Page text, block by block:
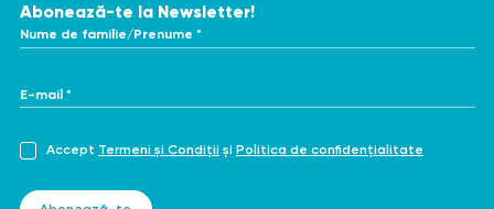
Abonează-te la Newsletter!
Nume de familie/Prenume *
E-mail *
Accept Termeni și Condiții și Politica de confidențialitate